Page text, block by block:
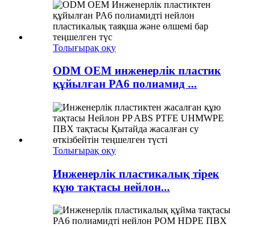
Толығырақ оқу
ODM OEM инженерлік пластик
құйылған PA6 полиамид ...
Толығырақ оқу
Инженерлік пластикалық тірек
құю тақтасы нейлон...